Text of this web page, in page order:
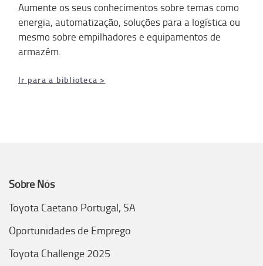
Aumente os seus conhecimentos sobre temas como
energia, automatização, soluções para a logística ou
mesmo sobre empilhadores e equipamentos de
armazém.
Ir para a biblioteca >
Sobre Nós
Toyota Caetano Portugal, SA
Oportunidades de Emprego
Toyota Challenge 2025